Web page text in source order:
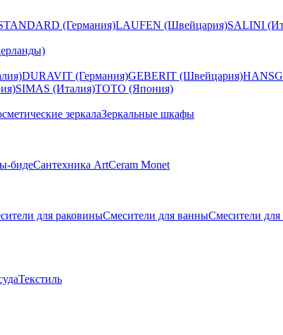
(Германия)LAUFEN (Швейцария)SALINI
DURAVIT (Германия)GEBERIT (Швейцария)
SIMAS (Италия)TOTO (Япония)
зеркалаЗеркальные шкафы
бидеСантехника ArtCeram Monet
для раковиныСмесители для ванныСмесители для
Текстиль